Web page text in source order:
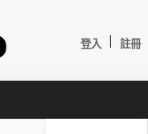
登入 註冊